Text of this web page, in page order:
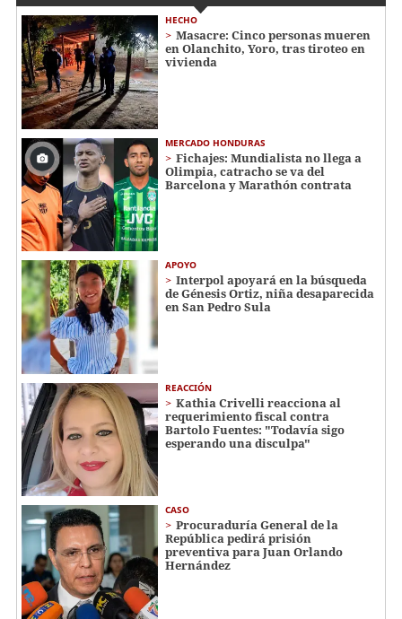
HECHO
Masacre: Cinco personas mueren
en Olanchito, Yoro, tras tiroteo en
vivienda
MERCADO HONDURAS
Fichajes: Mundialista no llega a
Olimpia, catracho se va del
Barcelona y Marathón contrata
APOYO
Interpol apoyará en la búsqueda
de Génesis Ortiz, niña desaparecida
en San Pedro Sula
REACCIÓN
Kathia Crivelli reacciona al
requerimiento fiscal contra
Bartolo Fuentes: "Todavía sigo
esperando una disculpa"
CASO
Procuraduría General de la
República pedirá prisión
preventiva para Juan Orlando
Hernández